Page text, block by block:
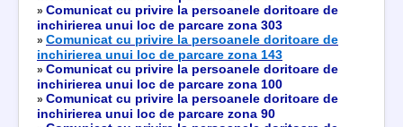
» Comunicat cu privire la persoanele doritoare de
inchirierea unui loc de parcare zona 303
» Comunicat cu privire la persoanele doritoare de
inchirierea unui loc de parcare zona 143
» Comunicat cu privire la persoanele doritoare de
inchirierea unui loc de parcare zona 100
» Comunicat cu privire la persoanele doritoare de
inchirierea unui loc de parcare zona 90